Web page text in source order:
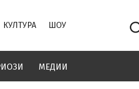
КУЛТУРА ШОУ
МЕДИИ